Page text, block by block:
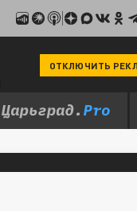
ОТКЛЮЧИТЬ